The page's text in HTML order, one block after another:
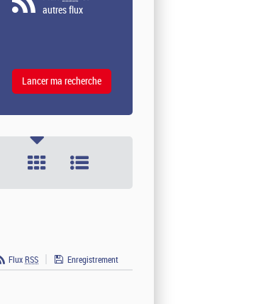
autres flux
Flux RSS
Enregistrement